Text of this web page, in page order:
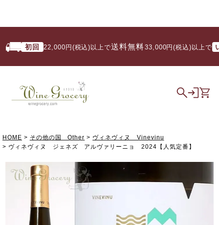
初回 22,000円(税込)以上で送料無料/ 33,000円(税込)以上で いつ
HOME その他の国 Other
ヴィネヴィヌ Vinevinu
ヴィネヴィヌ ジェネズ アルヴァリーニョ 2024【人気定番】